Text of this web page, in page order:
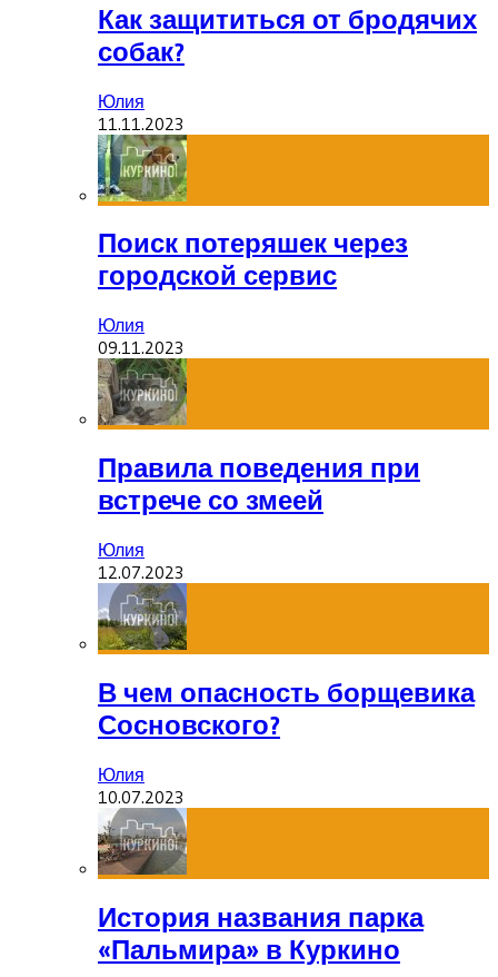
Как защититься от бродячих
собак?
Юлия
11.11.2023
Поиск потеряшек через
городской сервис
Юлия
09.11.2023
Правила поведения при
встрече со змеей
Юлия
12.07.2023
В чем опасность борщевика
Сосновского?
Юлия
10.07.2023
История названия парка
«Пальмира» в Куркино